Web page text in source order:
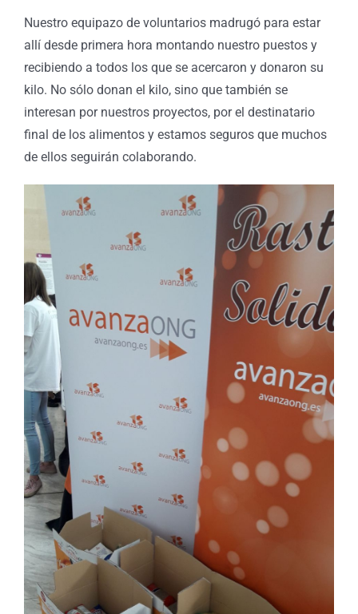
Nuestro equipazo de voluntarios madrugó para estar
allí desde primera hora montando nuestro puestos y
recibiendo a todos los que se acercaron y donaron su
kilo. No sólo donan el kilo, sino que también se
interesan por nuestros proyectos, por el destinatario
final de los alimentos y estamos seguros que muchos
de ellos seguirán colaborando.